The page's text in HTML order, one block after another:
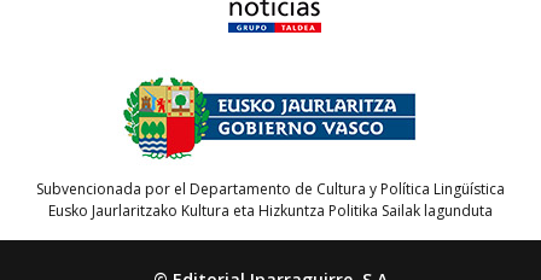
Subvencionada por el Departamento de Cultura y Política Lingüística
Eusko Jaurlaritzako Kultura eta Hizkuntza Politika Sailak lagunduta